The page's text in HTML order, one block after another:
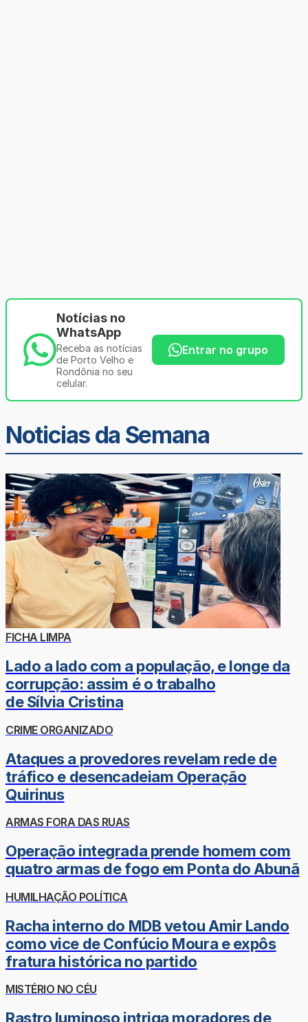
Notícias no
WhatsApp
Receba as notícias
de Porto Velho e
Rondônia no seu
celular.
Entrar no grupo
Noticias da Semana
FICHA LIMPA
Lado a lado com a população, e longe da
corrupção: assim é o trabalho
de Sílvia Cristina
CRIME ORGANIZADO
Ataques a provedores revelam rede de
tráfico e desencadeiam Operação
Quirinus
ARMAS FORA DAS RUAS
Operação integrada prende homem com
quatro armas de fogo em Ponta do Abunã
HUMILHAÇÃO POLÍTICA
Racha interno do MDB vetou Amir Lando
como vice de Confúcio Moura e expôs
fratura histórica no partido
MISTÉRIO NO CÉU
Rastro luminoso intriga moradores de